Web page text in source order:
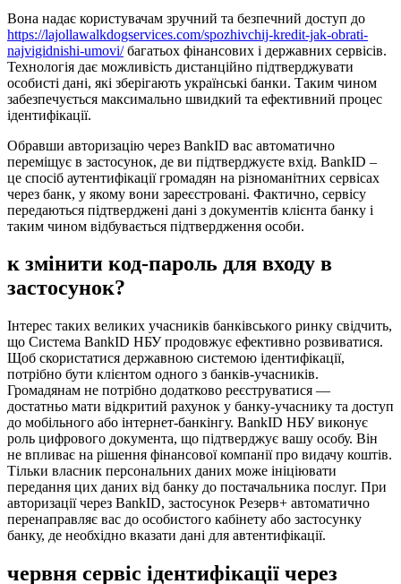
Вона надає користувачам зручний та безпечний доступ до
https://lajollawalkdogservices.com/spozhivchij-kredit-jak-obrati-
najvigidnishi-umovi/багатьох фінансових і державних сервісів.
Технологія дає можливість дистанційно підтверджувати
особисті дані, які зберігають українські банки. Таким чином
забезпечується максимально швидкий та ефективний процес
ідентифікації.
Обравши авторизацію через BankID вас автоматично
переміщує в застосунок, де ви підтверджуєте вхід. BankID –
це спосіб аутентифікації громадян на різноманітних сервісах
через банк, у якому вони зареєстровані. Фактично, сервісу
передаються підтверджені дані з документів клієнта банку і
таким чином відбувається підтвердження особи.
к змінити код-пароль для входу в
застосунок?
Інтерес таких великих учасників банківського ринку свідчить,
що Система BankID НБУ продовжує ефективно розвиватися.
Щоб скористатися державною системою ідентифікації,
потрібно бути клієнтом одного з банків-учасників.
Громадянам не потрібно додатково реєструватися —
достатньо мати відкритий рахунок у банку-учаснику та доступ
до мобільного або інтернет-банкінгу. BankID НБУ виконує
роль цифрового документа, що підтверджує вашу особу. Він
не впливає на рішення фінансової компанії про видачу коштів.
Тільки власник персональних даних може ініціювати
передання цих даних від банку до постачальника послуг. При
авторизації через BankID, застосунок Резерв+ автоматично
перенаправляє вас до особистого кабінету або застосунку
банку, де необхідно вказати дані для автентифікації.
червня сервіс ідентифікації через